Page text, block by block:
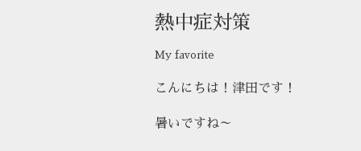
熱中症対策
My favorite
こんにちは！津田です！
暑いですね～